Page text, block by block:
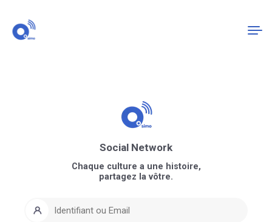
Social Network
Chaque culture a une histoire,
partagez la vôtre.